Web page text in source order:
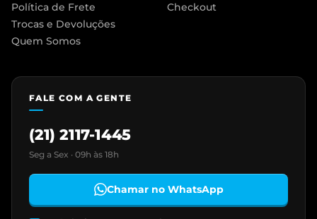
Política de Frete
Trocas e Devoluções
Quem Somos
Checkout
FALE COM A GENTE
(21) 2117-1445
Seg a Sex · 09h às 18h
Chamar no WhatsApp